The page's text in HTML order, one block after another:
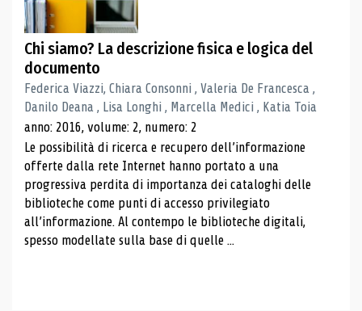
Chi siamo? La descrizione fisica e logica del
documento
Federica Viazzi, Chiara Consonni , Valeria De Francesca ,
Danilo Deana , Lisa Longhi , Marcella Medici , Katia Toia
anno: 2016, volume: 2, numero: 2
Le possibilità di ricerca e recupero dell’informazione
offerte dalla rete Internet hanno portato a una
progressiva perdita di importanza dei cataloghi delle
biblioteche come punti di accesso privilegiato
all’informazione. Al contempo le biblioteche digitali,
spesso modellate sulla base di quelle ...